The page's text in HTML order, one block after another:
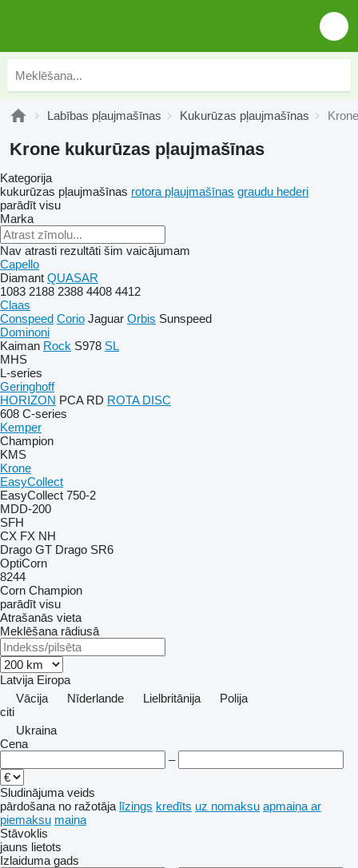
Labības pļaujmašīnas Kukurūzas pļaujmašīnas
Krone kukurūzas pļaujmašīnas
Kategorija
kukurūzas pļaujmašīnas rotora pļaujmašīnas graudu hederi
parādīt visu
Marka
Nav atrasti rezultāti šim vaicājumam
Capello
Diamant QUASAR
1083 2188 2388 4408 4412
Claas
Conspeed Corio Jaguar Orbis Sunspeed
Dominoni
Kaiman Rock S978 SL
MHS
L-series
Geringhoff
HORIZON PCA RD ROTA DISC
608 C-series
Kemper
Champion
KMS
Krone
EasyCollect
EasyCollect 750-2
MDD-200
SFH
CX FX NH
Drago GT Drago SR6
OptiCorn
8244
Corn Champion
parādīt visu
Atrašanās vieta
Meklēšana rādiusā
Latvija Eiropa
Vācija
Nīderlande Lielbritānija
Polija
citi
Ukraina
Cena
–
Sludinājuma veids
pārdošana no ražotāja līzings kredīts uz nomaksu apmaiņa ar
piemaksu maiņa
Stāvoklis
jauns lietots
Izlaiduma gads